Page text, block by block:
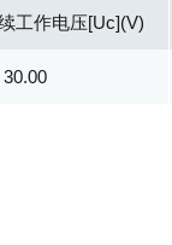
工作电压[Uc](V)
30.00